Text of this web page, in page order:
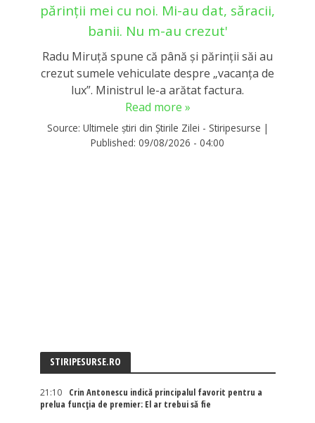
părinții mei cu noi. Mi-au dat, săracii,
banii. Nu m-au crezut'
Radu Miruță spune că până și părinții săi au
crezut sumele vehiculate despre „vacanța de
lux”. Ministrul le-a arătat factura.
Read more »
Source: Ultimele știri din Știrile Zilei - Stiripesurse |
Published: 09/08/2026 - 04:00
STIRIPESURSE.RO
21:10
Crin Antonescu indică principalul favorit pentru a
prelua funcția de premier: El ar trebui să fie